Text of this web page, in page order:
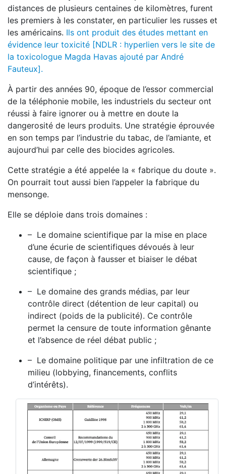
distances de plusieurs centaines de kilomètres, furent
les premiers à les constater, en particulier les russes et
les américains. Ils ont produit des études mettant en
évidence leur toxicité [NDLR : hyperlien vers le site de
la toxicologue Magda Havas ajouté par André
Fauteux].
À partir des années 90, époque de l’essor commercial
de la téléphonie mobile, les industriels du secteur ont
réussi à faire ignorer ou à mettre en doute la
dangerosité de leurs produits. Une stratégie éprouvée
en son temps par l’industrie du tabac, de l’amiante, et
aujourd’hui par celle des biocides agricoles.
Cette stratégie a été appelée la « fabrique du doute ».
On pourrait tout aussi bien l’appeler la fabrique du
mensonge.
Elle se déploie dans trois domaines :
– Le domaine scientifique par la mise en place
d’une écurie de scientifiques dévoués à leur
cause, de façon à fausser et biaiser le débat
scientifique ;
– Le domaine des grands médias, par leur
contrôle direct (détention de leur capital) ou
indirect (poids de la publicité). Ce contrôle
permet la censure de toute information gênante
et l’absence de réel débat public ;
– Le domaine politique par une infiltration de ce
milieu (lobbying, financements, conflits
d’intérêts).